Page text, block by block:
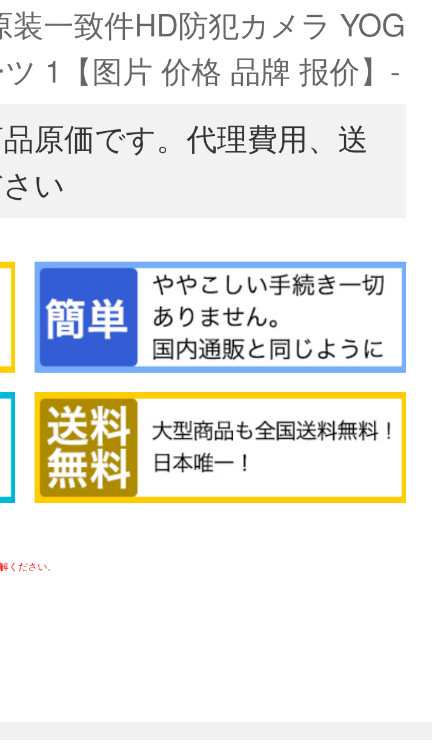
一致件HD防犯カメラ YOG
1【图片 价格 品牌 报价】-
原価です。代理費用、送
い
ださい。